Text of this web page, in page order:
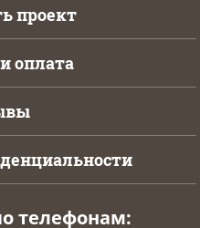
проект
оплата
телефонам: